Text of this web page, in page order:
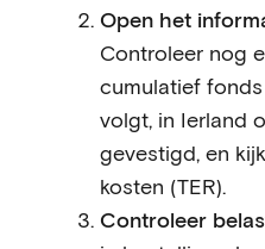
Open het
Controleer nog
cumulatief
volgt, in Ierland
gevestigd, en
kosten (TER).
Controleer